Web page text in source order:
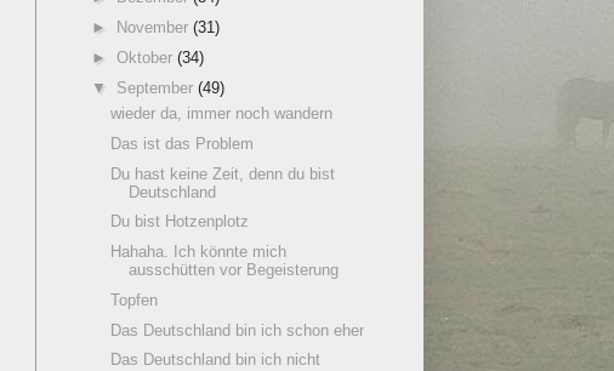
►
November (31)
► Oktober (34)
▼ September (49)
wieder da, immer noch wandern
Das ist das Problem
Du hast keine Zeit, denn du bist
Deutschland
Du bist Hotzenplotz
Hahaha. Ich könnte mich
ausschütten vor Begeisterung
Topfen
Das Deutschland bin ich schon eher
Das Deutschland bin ich nicht